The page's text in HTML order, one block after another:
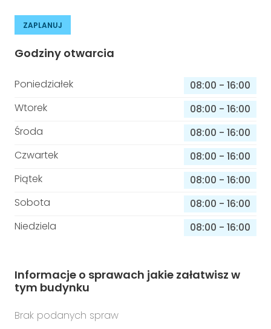
ZAPLANUJ
Godziny otwarcia
Poniedziałek 08:00 - 16:00
Wtorek
08:00 - 16:00
Środa
08:00 - 16:00
Czwartek
08:00 - 16:00
Piątek
08:00 - 16:00
Sobota
08:00 - 16:00
Niedziela
08:00 - 16:00
Informacje o sprawach jakie załatwisz w
tym budynku
Brak podanych spraw